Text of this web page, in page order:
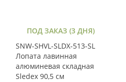
ПОД ЗАКАЗ (3 ДНЯ)
SNW-SHVL-SLDX-513-SL
Лопата лавинная
алюминевая складная
Sledex 90,5 см